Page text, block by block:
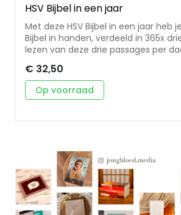
HSV Bijbel in een jaar
Met deze HSV Bijbel in een jaar heb
Bijbel in handen, verdeeld in 365x
lezen van deze drie passages per
editie in de Herziene Statenvertaling
kijk en nieuwe inzichten door haar
dagelijkse lezing bestaat uit: - een
drie kolommen) - een
één kolom) Een prachtige stimulans om de oude
gewoonte van regelmatig de gehele
weer nieuw
€ 32,50
Op voorraad